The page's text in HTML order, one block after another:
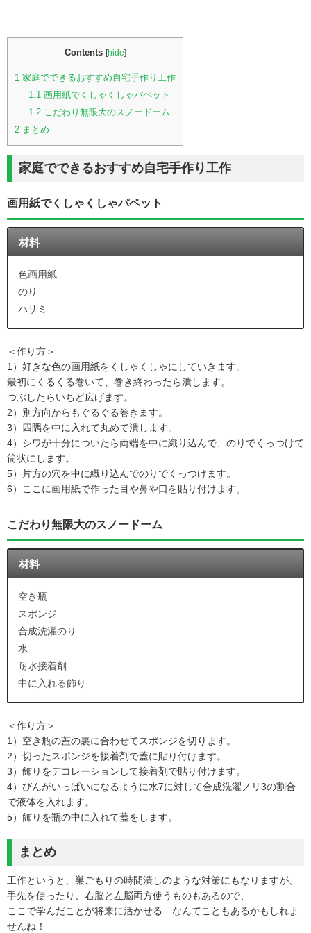
Contents [hide]
1 家庭でできるおすすめ自宅手作り工作
1.1画用紙でくしゃくしゃパペット
1.2こだわり無限大のスノードーム
2 まとめ
家庭でできるおすすめ自宅手作り工作
画用紙でくしゃくしゃパペット
材料
色画用紙
のり
ハサミ
＜作り方＞
1）好きな色の画用紙をくしゃくしゃにしていきます。
最初にくるくる巻いて、巻き終わったら潰します。
つぶしたらいちど広げます。
2）別方向からもぐるぐる巻きます。
3）四隅を中に入れて丸めて潰します。
4）シワが十分についたら両端を中に織り込んで、のりでくっつけて
筒状にします。
5）片方の穴を中に織り込んでのりでくっつけます。
6）ここに画用紙で作った目や鼻や口を貼り付けます。
こだわり無限大のスノードーム
材料
空き瓶
スポンジ
合成洗濯のり
水
耐水接着剤
中に入れる飾り
＜作り方＞
1）空き瓶の蓋の裏に合わせてスポンジを切ります。
2）切ったスポンジを接着剤で蓋に貼り付けます。
3）飾りをデコレーションして接着剤で貼り付けます。
4）びんがいっぱいになるように水7に対して合成洗濯ノリ3の割合
で液体を入れます。
5）飾りを瓶の中に入れて蓋をします。
まとめ
工作というと、巣ごもりの時間潰しのような対策にもなりますが、
手先を使ったり、右脳と左脳両方使うものもあるので、
ここで学んだことが将来に活かせる…なんてこともあるかもしれま
せんね！